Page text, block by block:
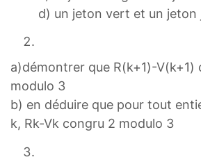
d) un jeton vert et un jeton
a)démontrer que R(k+1)-V(k+1)
modulo 3
b) en déduire que pour tout
k, Rk-Vk congru 2 modulo 3